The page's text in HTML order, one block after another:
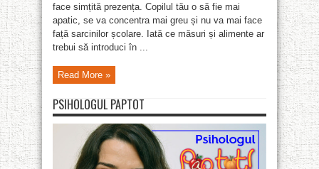
face simțită prezența. Copilul tău o să fie mai
apatic, se va concentra mai greu și nu va mai face
față sarcinilor școlare. Iată ce măsuri și alimente ar
trebui să introduci în ...
Read More »
PSIHOLOGUL PAPTOT